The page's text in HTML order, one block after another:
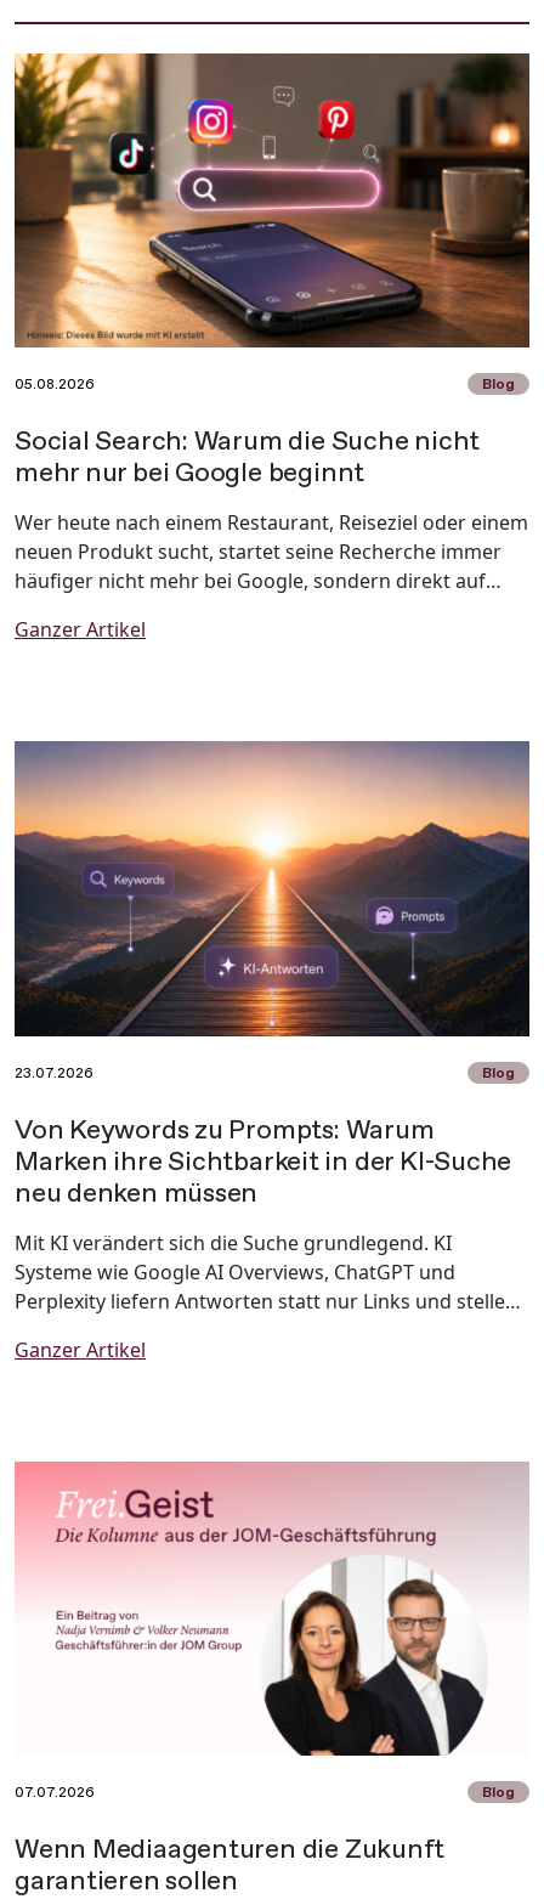
05.08.2026 Blog
Social Search: Warum die Suche nicht
mehr nur bei Google beginnt
Wer heute nach einem Restaurant, Reiseziel oder einem
neuen Produkt sucht, startet seine Recherche immer
häufiger nicht mehr bei Google, sondern direkt auf
längst von einer reinen Unterhaltungsplattform zu
Informationen finden und Kaufentscheidungen treffen.
Ganzer Artikel
23.07.2026 Blog
Von Keywords zu Prompts: Warum
Marken ihre Sichtbarkeit in der KI-Suche
neu denken müssen
Mit KI verändert sich die Suche grundlegend. KI
Systeme wie Google AI Overviews, ChatGPT und
Perplexity liefern Antworten statt nur Links und stellen
klassische SEO allein nicht mehr ausreicht und wie
Ganzer Artikel
07.07.2026 Blog
Wenn Mediaagenturen die Zukunft
garantieren sollen